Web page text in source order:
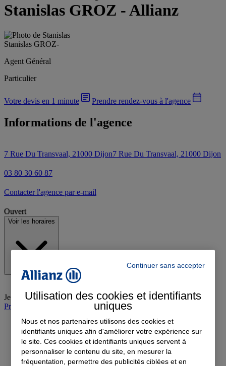
Stanislas GROZ - Allianz
Stanislas GROZ-
Agent Général
Particulier
Votre devis en 1 minute Prendre rendez-vous à l'agence
Informations de l'agence
7 Rue Du Transvaal, 21000 Dijon7 Rue Du Transvaal, 21000 Dijon
03 80 30 60 87
Contacter l'agence par e-mail
Ouvert
Voir les horaires
Jeudi
09:00-12:00, 13:00-17:00
Prendre rendez-vous à l'agence
Continuer sans accepter
Utilisation des cookies et identifiants
uniques
Nous et nos partenaires utilisons des cookies et
identifiants uniques afin d'améliorer votre expérience sur
le site. Ces cookies et identifiants uniques servent à
personnaliser le contenu du site, en mesurer la
fréquentation, permettre des publicités ciblées et en